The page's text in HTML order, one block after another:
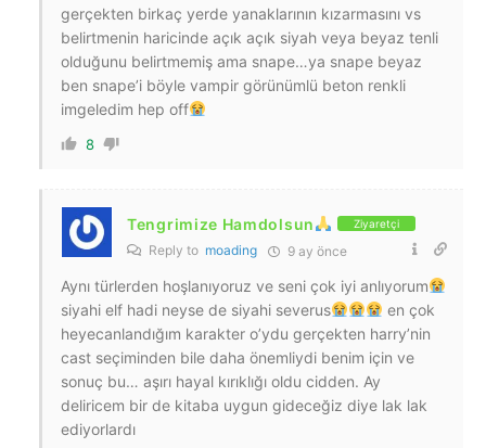
gerçekten birkaç yerde yanaklarının kızarmasını vs
belirtmenin haricinde açık açık siyah veya beyaz tenli
olduğunu belirtmemiş ama snape…ya snape beyaz
ben snape’i böyle vampir görünümlü beton renkli
imgeledim hep off
8
Tengrimize Hamdolsun Ziyaretçi
Reply to moading 9 ay önce
Aynı türlerden hoşlanıyoruz ve seni çok iyi anlıyorum
siyahi elf hadi neyse de siyahi severus
en çok
heyecanlandığım karakter o’ydu gerçekten harry’nin
cast seçiminden bile daha önemliydi benim için ve
sonuç bu… aşırı hayal kırıklığı oldu cidden. Ay
deliricem bir de kitaba uygun gideceğiz diye lak lak
ediyorlardı